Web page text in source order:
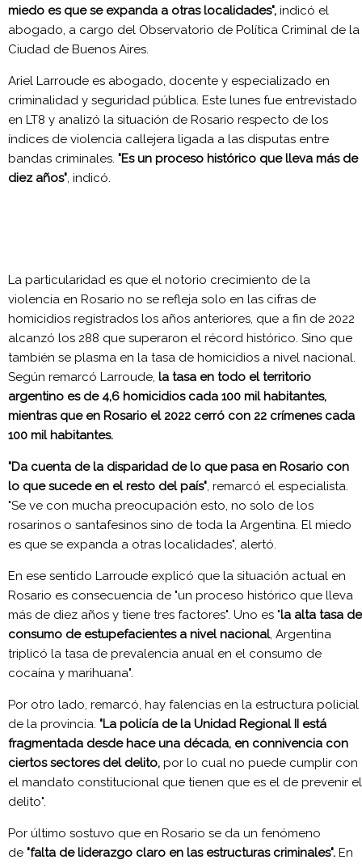
miedo es que se expanda a otras localidades", indicó el
abogado, a cargo del Observatorio de Política Criminal de la
Ciudad de Buenos Aires.
Ariel Larroude es abogado, docente y especializado en
criminalidad y seguridad pública. Este lunes fue entrevistado
en LT8 y analizó la situación de Rosario respecto de los
índices de violencia callejera ligada a las disputas entre
bandas criminales. "Es un proceso histórico que lleva más de
diez años", indicó.
La particularidad es que el notorio crecimiento de la
violencia en Rosario no se refleja solo en las cifras de
homicidios registrados los años anteriores, que a fin de 2022
alcanzó los 288 que superaron el récord histórico. Sino que
también se plasma en la tasa de homicidios a nivel nacional.
Según remarcó Larroude, la tasa en todo el territorio
argentino es de 4,6 homicidios cada 100 mil habitantes,
mientras que en Rosario el 2022 cerró con 22 crímenes cada
100 mil habitantes.
"Da cuenta de la disparidad de lo que pasa en Rosario con
lo que sucede en el resto del país", remarcó el especialista.
"Se ve con mucha preocupación esto, no solo de los
rosarinos o santafesinos sino de toda la Argentina. El miedo
es que se expanda a otras localidades", alertó.
En ese sentido Larroude explicó que la situación actual en
Rosario es consecuencia de "un proceso histórico que lleva
más de diez años y tiene tres factores". Uno es "la alta tasa de
consumo de estupefacientes a nivel nacional, Argentina
triplicó la tasa de prevalencia anual en el consumo de
cocaína y marihuana".
Por otro lado, remarcó, hay falencias en la estructura policial
de la provincia. "La policía de la Unidad Regional II está
fragmentada desde hace una década, en connivencia con
ciertos sectores del delito, por lo cual no puede cumplir con
el mandato constitucional que tienen que es el de prevenir el
delito".
Por último sostuvo que en Rosario se da un fenómeno
de "falta de liderazgo claro en las estructuras criminales". En